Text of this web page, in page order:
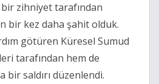
zihniyet tarafından
bir kez daha şahit olduk.
götüren Küresel Sumud
tarafından hem de
bir saldırı düzenlendi.